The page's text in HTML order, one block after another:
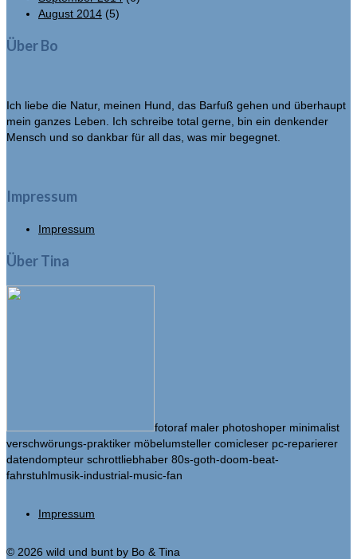
August 2014 (5)
Über Bo
Ich liebe die Natur, meinen Hund, das Barfuß gehen und überhaupt
mein ganzes Leben. Ich schreibe total gerne, bin ein denkender
Mensch und so dankbar für all das, was mir begegnet.
Impressum
Impressum
Über Tina
fotoraf maler photoshoper minimalist
verschwörungs-praktiker möbelumsteller comicleser pc-reparierer
datendompteur schrottliebhaber 80s-goth-doom-beat-
fahrstuhlmusik-industrial-music-fan
Impressum
© 2026 wild und bunt by Bo & Tina